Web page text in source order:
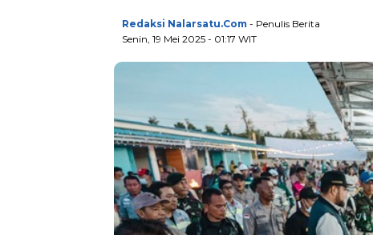
Redaksi Nalarsatu.com - Penulis Berita
Senin, 19 Mei 2025 - 01:17 WIT